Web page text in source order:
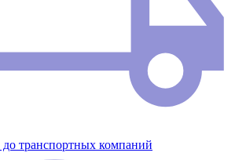
до транспортных компаний